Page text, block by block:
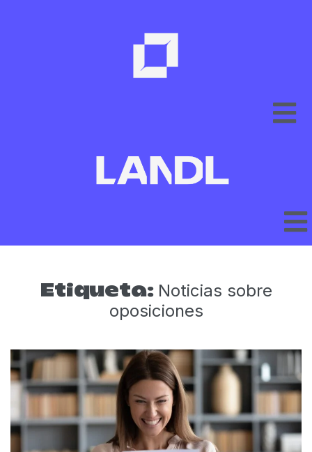
Etiqueta: Noticias sobre
oposiciones